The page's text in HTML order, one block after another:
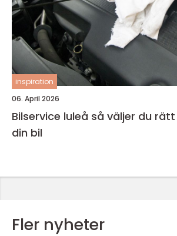
inspiration
06. April 2026
Bilservice luleå så väljer du rätt verkstad för
din bil
Fler nyheter